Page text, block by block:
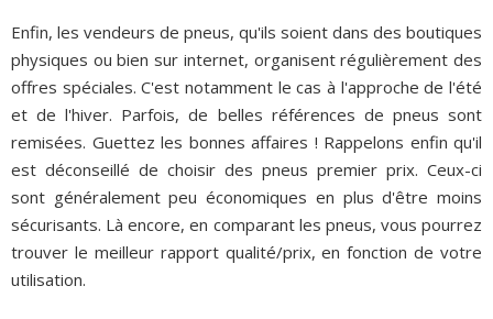
Enfin, les vendeurs de pneus, qu'ils soient dans des boutiques
physiques ou bien sur internet, organisent régulièrement des
offres spéciales. C'est notamment le cas à l'approche de l'été
et de l'hiver. Parfois, de belles références de pneus sont
remisées. Guettez les bonnes affaires ! Rappelons enfin qu'il
est déconseillé de choisir des pneus premier prix. Ceux-ci
sont généralement peu économiques en plus d'être moins
sécurisants. Là encore, en comparant les pneus, vous pourrez
trouver le meilleur rapport qualité/prix, en fonction de votre
utilisation.